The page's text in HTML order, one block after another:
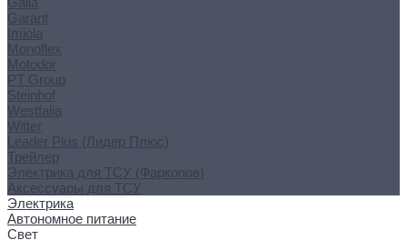
Garant
Imiola
Monoflex
Motodor
PT Group
Steinhof
Westfalia
Witter
Leader Plus (Лидер Плюс)
Трейлер
Электрика для ТСУ (Фаркопов)
Аксессуары для ТСУ
Электрика
Автономное питание
Свет